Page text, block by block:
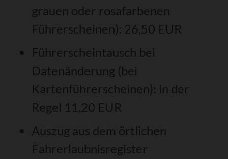
grauen oder rosafarbenen
Führerscheinen): 26,50 EUR
Führerscheintausch bei
Datenänderung (bei
Kartenführerscheinen): in der
Regel 11,20 EUR
Auszug aus dem örtlichen
Fahrerlaubnisregister